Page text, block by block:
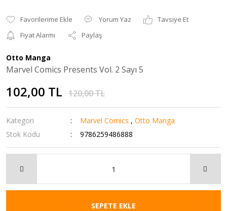
Yorum Yaz
Tavsiye Et
Fiyat Alarmı
Paylaş
Otto Manga
Marvel Comics Presents Vol. 2 Sayı 5
102,00 TL 120,00 TL
Kategori Marvel Comics ,Otto Manga
Stok Kodu
9786259486888
SEPETE EKLE